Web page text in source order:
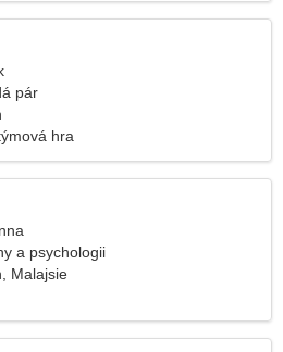
pár
hra
a psychologii
Malajsie